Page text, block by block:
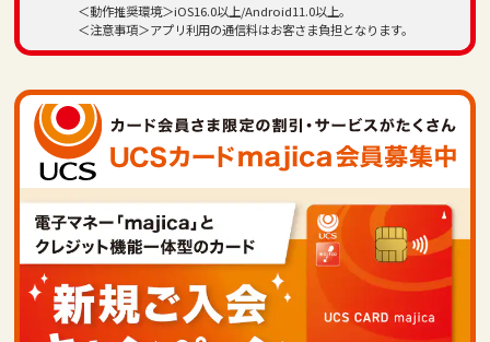
＜動作推奨環境＞iOS16.0以上/Android11.0以上。
＜注意事項＞アプリ利用の通信料はお客さま負担となります。